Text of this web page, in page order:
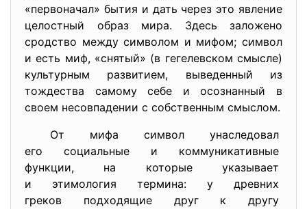
«первоначал» бытия и дать через это явление
целостный образ мира. Здесь заложено
сродство между символом и мифом; символ
и есть миф, «снятый» (в гегелевском смысле)
культурным развитием, выведенный из
тождества самому себе и осознанный в
своем несовпадении с собственным смыслом.
От мифа символ унаследовал
его социальные и коммуникативные
функции, на которые указывает
и этимология термина: у древних
греков подходящие друг к другу